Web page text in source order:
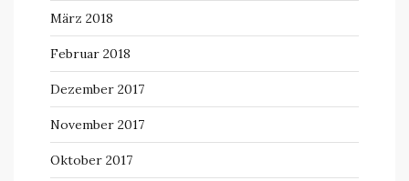
März 2018
Februar 2018
Dezember 2017
November 2017
Oktober 2017